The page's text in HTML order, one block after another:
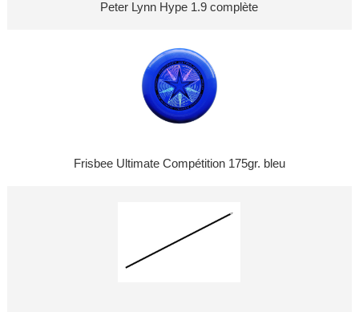
Peter Lynn Hype 1.9 complète
Frisbee Ultimate Compétition 175gr. bleu